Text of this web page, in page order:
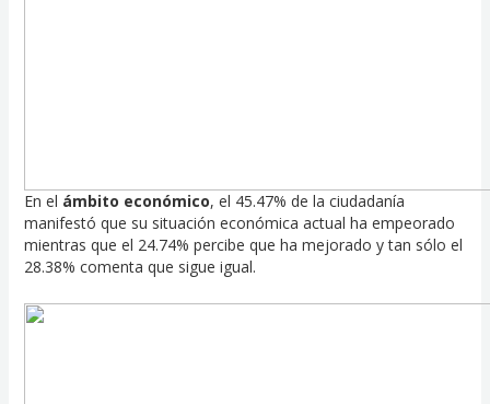
En el ámbito económico, el 45.47% de la ciudadanía
manifestó que su situación económica actual ha empeorado
mientras que el 24.74% percibe que ha mejorado y tan sólo el
28.38% comenta que sigue igual.